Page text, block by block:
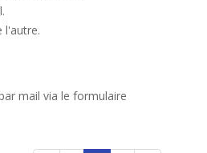
l'autre.
mail via le formulaire